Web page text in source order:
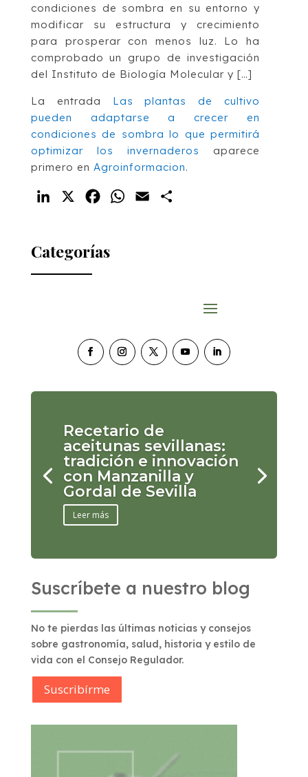
condiciones de sombra en su entorno y
modificar su estructura y crecimiento
para prosperar con menos luz. Lo ha
comprobado un grupo de investigación
del Instituto de Biología Molecular y […]
La entrada Las plantas de cultivo
pueden adaptarse a crecer en
condiciones de sombra lo que permitirá
optimizar los invernaderos
aparece
primero en Agroinformacion.
LinkedIn FacebookWhatsApp
Email
Categorías
Recetario de
aceitunas sevillanas:
tradición e innovación
con Manzanilla y
Gordal de Sevilla
Leer más
Suscríbete a nuestro blog
No te pierdas las últimas noticias y consejos
sobre gastronomía, salud, historia y estilo de
vida con el Consejo Regulador.
Suscribírme